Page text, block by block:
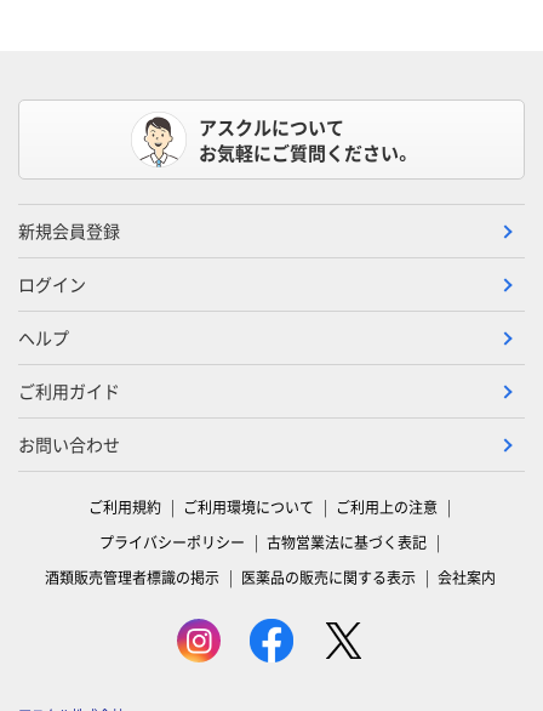
アスクルについて
お気軽にご質問ください。
新規会員登録
ログイン
ヘルプ
ご利用ガイド
お問い合わせ
ご利用規約 ご利用環境について
ご利用上の注意
プライバシーポリシー
古物営業法に基づく表記
酒類販売管理者標識の掲示
医薬品の販売に関する表示 会社案内